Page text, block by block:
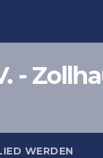
-
WERDEN